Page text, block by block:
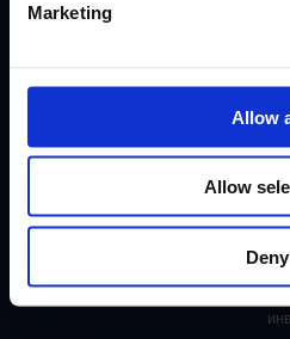
Marketing
Allow
Allow
Deny
За